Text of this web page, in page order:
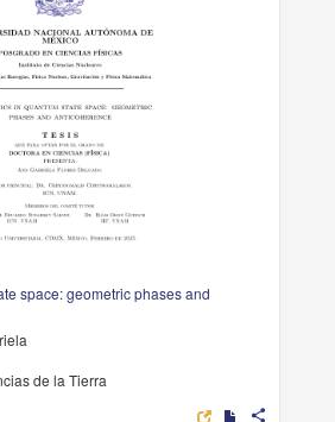
space: geometric phases and
de la Tierra
share